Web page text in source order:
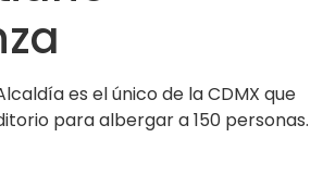
es el único de la CDMX que
para albergar a 150 personas.